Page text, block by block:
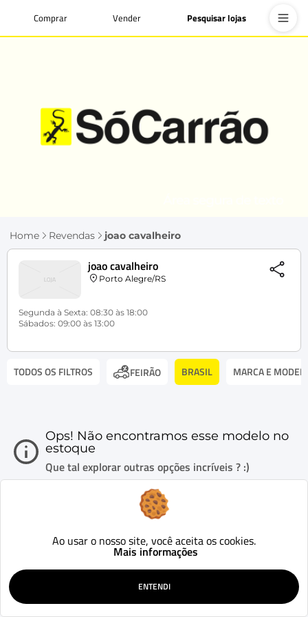
Comprar Vender Pesquisar lojas
Home Revendas joao cavalheiro
joao cavalheiro
Porto Alegre/RS
Segunda à Sexta: 08:30 às 18:00
Sábados: 09:00 às 13:00
TODOS OS FILTROS FEIRÃO BRASIL MARCA E
Ops! Não encontramos esse modelo no
estoque
Que tal explorar outras opções incríveis ? :)
Ao usar o nosso site, você aceita os cookies.
Mais informações
ENTENDI